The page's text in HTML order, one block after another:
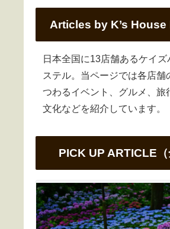
Articles by K’s House
日本全国に13店舗あるケイズ
ステル。当ページでは各店舗
つわるイベント、グルメ、旅
文化などを紹介しています。
PICK UP ARTICLE（